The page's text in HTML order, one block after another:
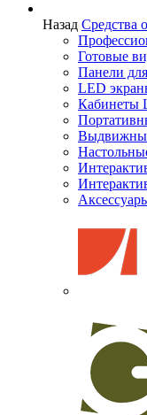
Назад Средства
Готовые
Панели
LED
Кабинеты